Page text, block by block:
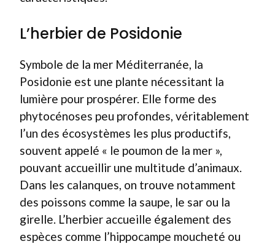
L’herbier de Posidonie
Symbole de la mer Méditerranée, la
Posidonie est une plante nécessitant la
lumière pour prospérer. Elle forme des
phytocénoses peu profondes, véritablement
l’un des écosystèmes les plus productifs,
souvent appelé « le poumon de la mer »,
pouvant accueillir une multitude d’animaux.
Dans les calanques, on trouve notamment
des poissons comme la saupe, le sar ou la
girelle. L’herbier accueille également des
espèces comme l’hippocampe moucheté ou